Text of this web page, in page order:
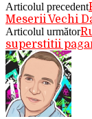
Articolul precedent
Meserii Vechi
Articolul următor
superstitii